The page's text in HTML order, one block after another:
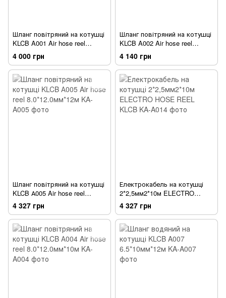
Шланг повітряний на котушці
KLCB A001 Air hose reel
6.5*10мм*10м
4 000 грн
Шланг повітряний на котушці
KLCB A002 Air hose reel
6.5*10мм*12м
4 140 грн
Шланг повітряний на котушці
KLCB А005 Air hose reel
8.0*12.0мм*12м
4 327 грн
Електрокабель на котушці
2*2,5мм2*10м ELECTRO
HOSE REEL KLCB
4 327 грн